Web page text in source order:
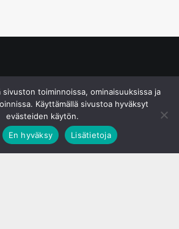
sivuston toiminnoissa, ominaisuuksissa ja
Käyttämällä sivustoa hyväksyt
evästeiden käytön.
En hyväksy Lisätietoja